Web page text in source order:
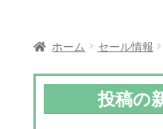
ホーム セール情報
投稿の